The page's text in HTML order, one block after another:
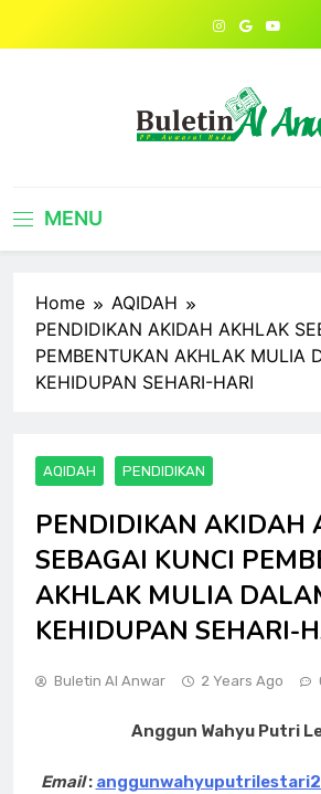
MENU
Home
AQIDAH
PENDIDIKAN AKIDAH AKHLAK
PEMBENTUKAN AKHLAK MULIA
KEHIDUPAN SEHARI-HARI
AQIDAH PENDIDIKAN
PENDIDIKAN AKIDAH
SEBAGAI KUNCI
AKHLAK MULIA
KEHIDUPAN SEHARI-
Buletin Al Anwar 2 Years Ago
Anggun Wahyu Putri
Email: